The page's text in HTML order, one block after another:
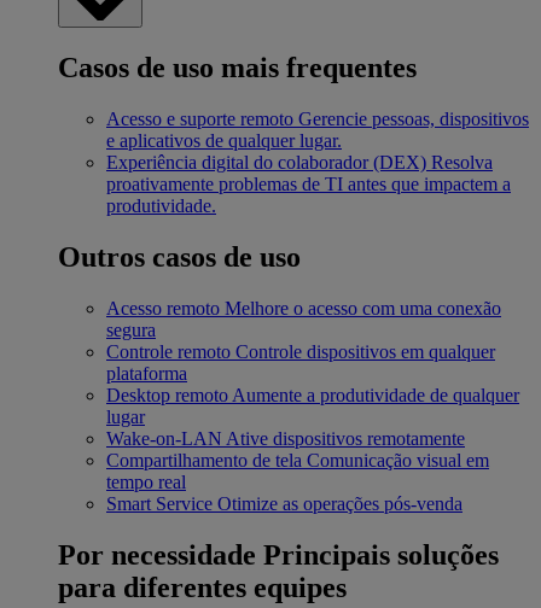
Casos de uso mais frequentes
Acesso e suporte remoto Gerencie pessoas, dispositivos
e aplicativos de qualquer lugar.
Experiência digital do colaborador (DEX) Resolva
proativamente problemas de TI antes que impactem a
produtividade.
Outros casos de uso
Acesso remoto Melhore o acesso com uma conexão
segura
Controle remoto Controle dispositivos em qualquer
plataforma
Desktop remoto Aumente a produtividade de qualquer
lugar
Wake-on-LAN Ative dispositivos remotamente
Compartilhamento de tela Comunicação visual em
tempo real
Smart Service Otimize as operações pós-venda
Por necessidade Principais soluções
para diferentes equipes